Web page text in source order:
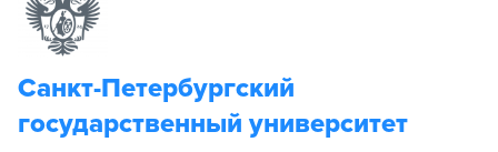
Санкт-Петербургский
государственный университет